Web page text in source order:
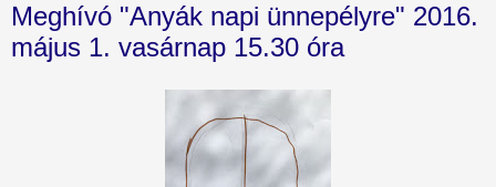
Meghívó "Anyák napi ünnepélyre" 2016.
május 1. vasárnap 15.30 óra